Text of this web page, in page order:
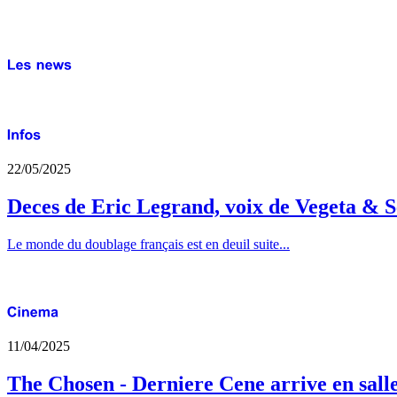
22/05/2025
Deces de Eric Legrand, voix de Vegeta &
Le monde du doublage français est en deuil suite...
11/04/2025
The Chosen - Derniere Cene arrive en